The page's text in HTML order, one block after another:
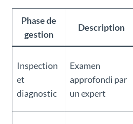
Phase de
gestion
Description
Inspection
et
diagnostic
Examen
approfondi par
un expert